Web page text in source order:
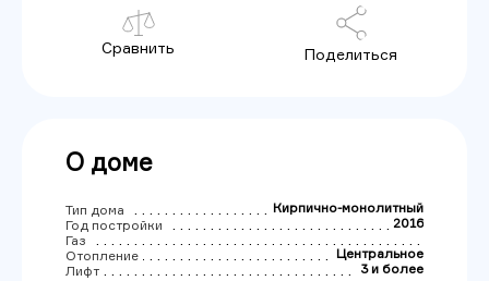
Сравнить Поделиться
О доме
Тип дома
Кирпично-монолитный
Год постройки
2016
Газ
Отопление
Центральное
Лифт
3 и более